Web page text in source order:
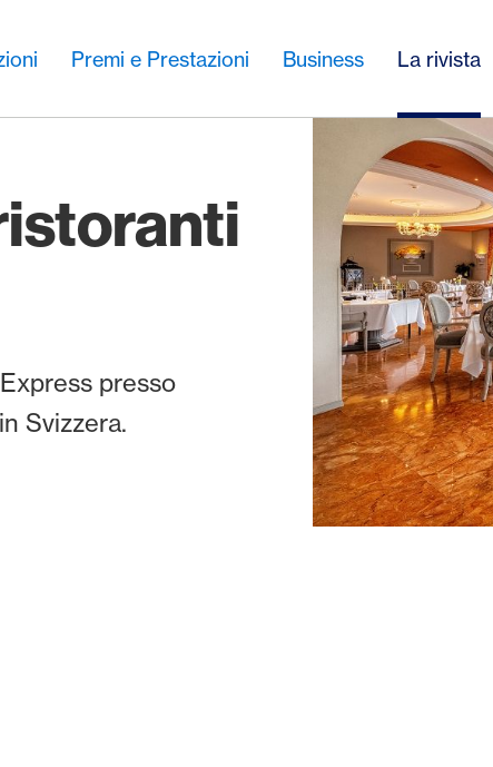
Premi e Prestazioni Business La rivista
presso
Svizzera.